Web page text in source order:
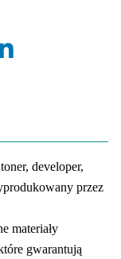
developer,
przez
materiały
gwarantują